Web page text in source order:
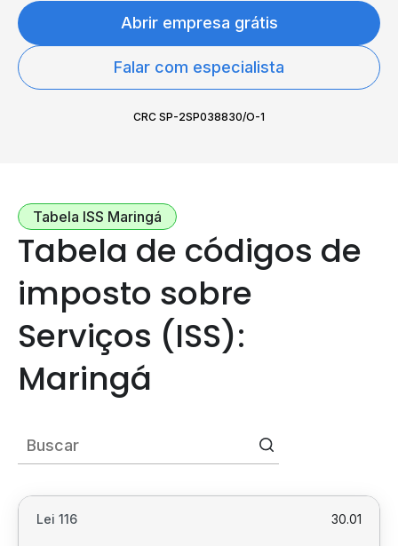
Abrir empresa grátis
Falar com especialista
CRC SP-2SP038830/O-1
Tabela ISS Maringá
Tabela de códigos de
imposto sobre
Serviços (ISS):
Maringá
30.01